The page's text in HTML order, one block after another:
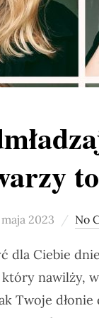
2023 No
dla Ciebie
nawilży,
Twoje